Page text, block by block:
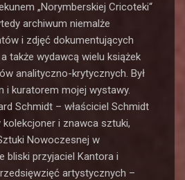
„Norymberskiej Cricoteki“
archiwum niemalże
i zdjęć dokumentujących
także wydawcą wielu książek
analityczno-krytycznych. Był
i kuratorem mojej wystawy.
Schmidt – właściciel Schmidt
kolekcjoner i znawca sztuki,
Nowoczesnej w
bliski przyjaciel Kantora i
artystycznych –